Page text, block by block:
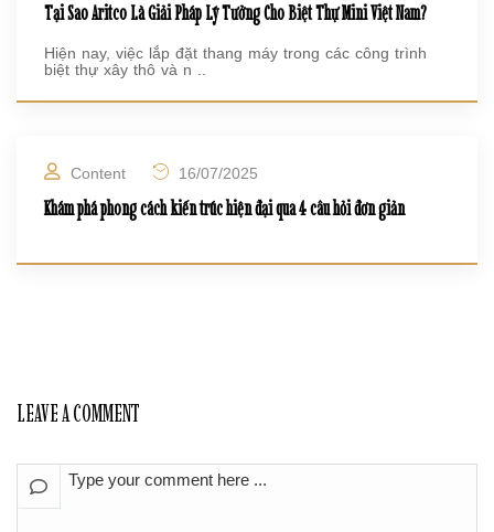
Tại Sao Aritco Là Giải Pháp Lý Tưởng Cho Biệt Thự Mini Việt Nam?
Hiện nay, việc lắp đặt thang máy trong các công trình
biệt thự xây thô và n ..
Content 16/07/2025
Khám phá phong cách kiến trúc hiện đại qua 4 câu hỏi đơn giản
LEAVE A COMMENT